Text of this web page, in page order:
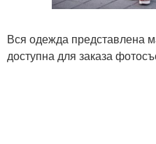
Вся одежда представлена
доступна для заказа